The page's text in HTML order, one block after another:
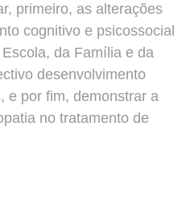
primeiro, as alterações
cognitivo e psicossocial
da Família e da
desenvolvimento
e por fim, demonstrar a
no tratamento de